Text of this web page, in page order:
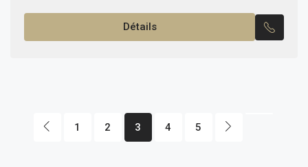
superficie bâtie d’environ 200 m², bénéficie...
Détails
1 2 3 4 5